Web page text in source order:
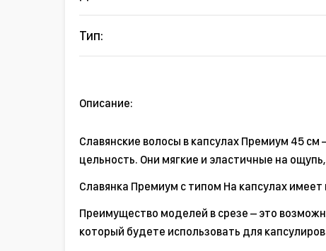
Тип:
Описание:
Славянские волосы в капсулах Премиум 45
цельность. Они мягкие и эластичные на
Славянка Премиум с типом На капсулах
Преимущество моделей в срезе – это
который будете использовать для